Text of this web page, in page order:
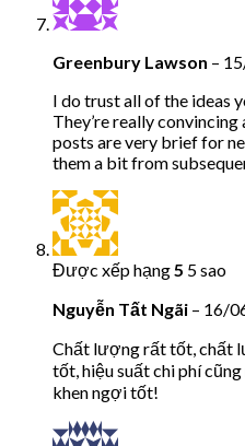
Greenbury Lawson –
I do trust all of the ideas
They’re really
posts are very brief for
them a bit from
Được xếp hạng5 5 sao
Nguyễn Tất Ngãi – 16/
Chất lượng rất tốt, chất
tốt, hiệu suất chi phí
khen ngợi tốt!